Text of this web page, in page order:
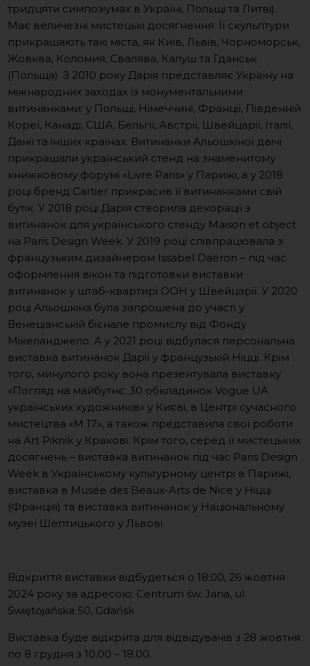
тридцяти симпозіумах в Україні, Польщі та Литві).
Має величезні мистецькі досягнення. Її скульптури
прикрашають такі міста, як Київ, Львів, Чорноморськ,
Жовква, Коломия, Свалява, Калуш та Гданськ
(Польща). З 2010 року Дарія представляє Україну на
міжнародних заходах із монументальними
витинанками: у Польщі, Німеччині, Франції, Південній
Кореї, Канаді, США, Бельгії, Австрії, Швейцарії, Італії,
Данії та інших країнах. Витинанки Альошкіної двічі
прикрашали український стенд на знаменитому
книжковому форумі «Livre Paris» у Парижі, а у 2018
році бренд Cartier прикрасив її витинанками свій
бутік. У 2018 році Дарія створила декорації з
витинанок для українського стенду Maison et object
на Paris Design Week. У 2019 році співпрацювала з
французьким дизайнером Issabel Daëron – під час
оформлення вікон та підготовки виставки
витинанок у штаб-квартирі ООН у Швейцарії. У 2020
році Альошкіна була запрошена до участі у
Венеціанській бієнале промислу від Фонду
Мікеланджело. А у 2021 році відбулася персональна
виставка витинанок Дарії у французькій Ніцці. Крім
того, минулого року вона презентувала виставку
«Погляд на майбутнє: 30 обкладинок Vogue UA
українських художників» у Києві, в Центрі сучасного
мистецтва «М 17», а також представила свої роботи
на Art Piknik у Кракові. Крім того, серед її мистецьких
досягнень – виставка витинанок під час Paris Design
Week в Українському культурному центрі в Парижі,
виставка в Musée des Beaux-Arts de Nice у Ніцці
(Франція) та виставка витинанок у Національному
музеї Шептицького у Львові.
Відкриття виставки відбудеться о 18:00, 26 жовтня
2024 року за адресою: Centrum św. Jana, ul.
Świętojańska 50, Gdańsk
Виставка буде відкрита для відвідувачів з 28 жовтня
по 8 грудня з 10.00 – 18.00.